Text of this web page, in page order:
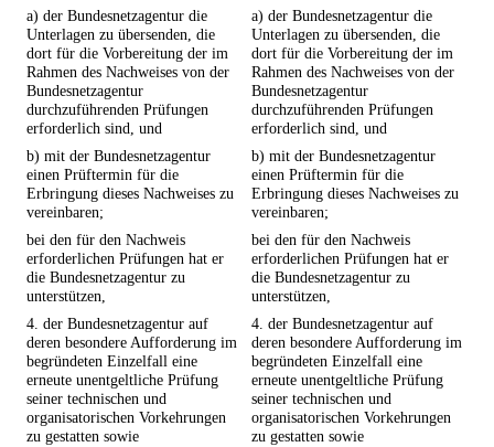
a) der Bundesnetzagentur die
Unterlagen zu übersenden, die
dort für die Vorbereitung der im
Rahmen des Nachweises von der
Bundesnetzagentur
durchzuführenden Prüfungen
erforderlich sind, und
a) der Bundesnetzagentur die
Unterlagen zu übersenden, die
dort für die Vorbereitung der im
Rahmen des Nachweises von der
Bundesnetzagentur
durchzuführenden Prüfungen
erforderlich sind, und
b) mit der Bundesnetzagentur
einen Prüftermin für die
Erbringung dieses Nachweises zu
vereinbaren;
b) mit der Bundesnetzagentur
einen Prüftermin für die
Erbringung dieses Nachweises zu
vereinbaren;
bei den für den Nachweis
erforderlichen Prüfungen hat er
die Bundesnetzagentur zu
unterstützen,
bei den für den Nachweis
erforderlichen Prüfungen hat er
die Bundesnetzagentur zu
unterstützen,
4. der Bundesnetzagentur auf
deren besondere Aufforderung im
begründeten Einzelfall eine
erneute unentgeltliche Prüfung
seiner technischen und
organisatorischen Vorkehrungen
zu gestatten sowie
4. der Bundesnetzagentur auf
deren besondere Aufforderung im
begründeten Einzelfall eine
erneute unentgeltliche Prüfung
seiner technischen und
organisatorischen Vorkehrungen
zu gestatten sowie